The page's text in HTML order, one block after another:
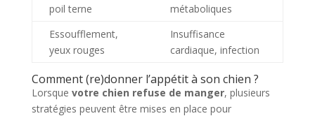
poil terne
métaboliques
Essoufflement,
yeux rouges
Insuffisance
cardiaque, infection
Comment (re)donner l’appétit à son chien ?
Lorsque votre chien refuse de manger, plusieurs
stratégies peuvent être mises en place pour